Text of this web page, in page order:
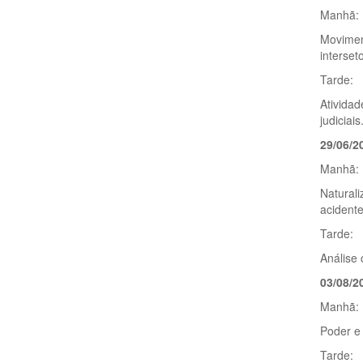
Manhã:
Tarde:
judiciais.
29/06/
Manhã:
Tarde:
Análise
03/08/
Manhã:
Poder
Tarde: